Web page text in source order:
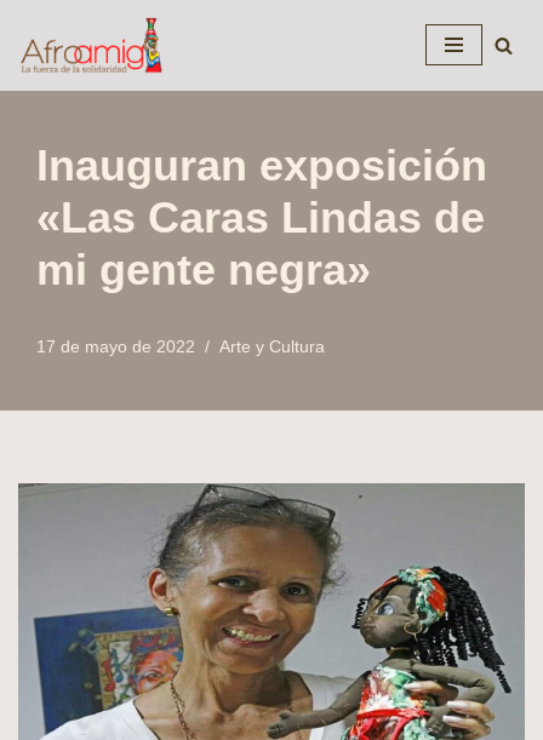
Saltar
al
Inauguran exposición
«Las Caras Lindas de
mi gente negra»
17 de mayo de 2022 Arte y Cultura